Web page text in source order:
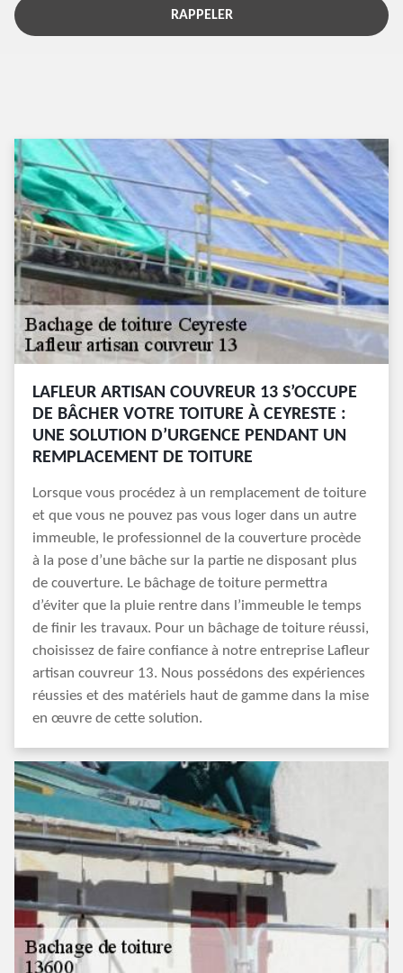
LAFLEUR ARTISAN COUVREUR 13 S’OCCUPE
DE BÂCHER VOTRE TOITURE À CEYRESTE :
UNE SOLUTION D’URGENCE PENDANT UN
REMPLACEMENT DE TOITURE
Lorsque vous procédez à un remplacement de toiture
et que vous ne pouvez pas vous loger dans un autre
immeuble, le professionnel de la couverture procède
à la pose d’une bâche sur la partie ne disposant plus
de couverture. Le bâchage de toiture permettra
d’éviter que la pluie rentre dans l’immeuble le temps
de finir les travaux. Pour un bâchage de toiture réussi,
choisissez de faire confiance à notre entreprise Lafleur
artisan couvreur 13. Nous possédons des expériences
réussies et des matériels haut de gamme dans la mise
en œuvre de cette solution.